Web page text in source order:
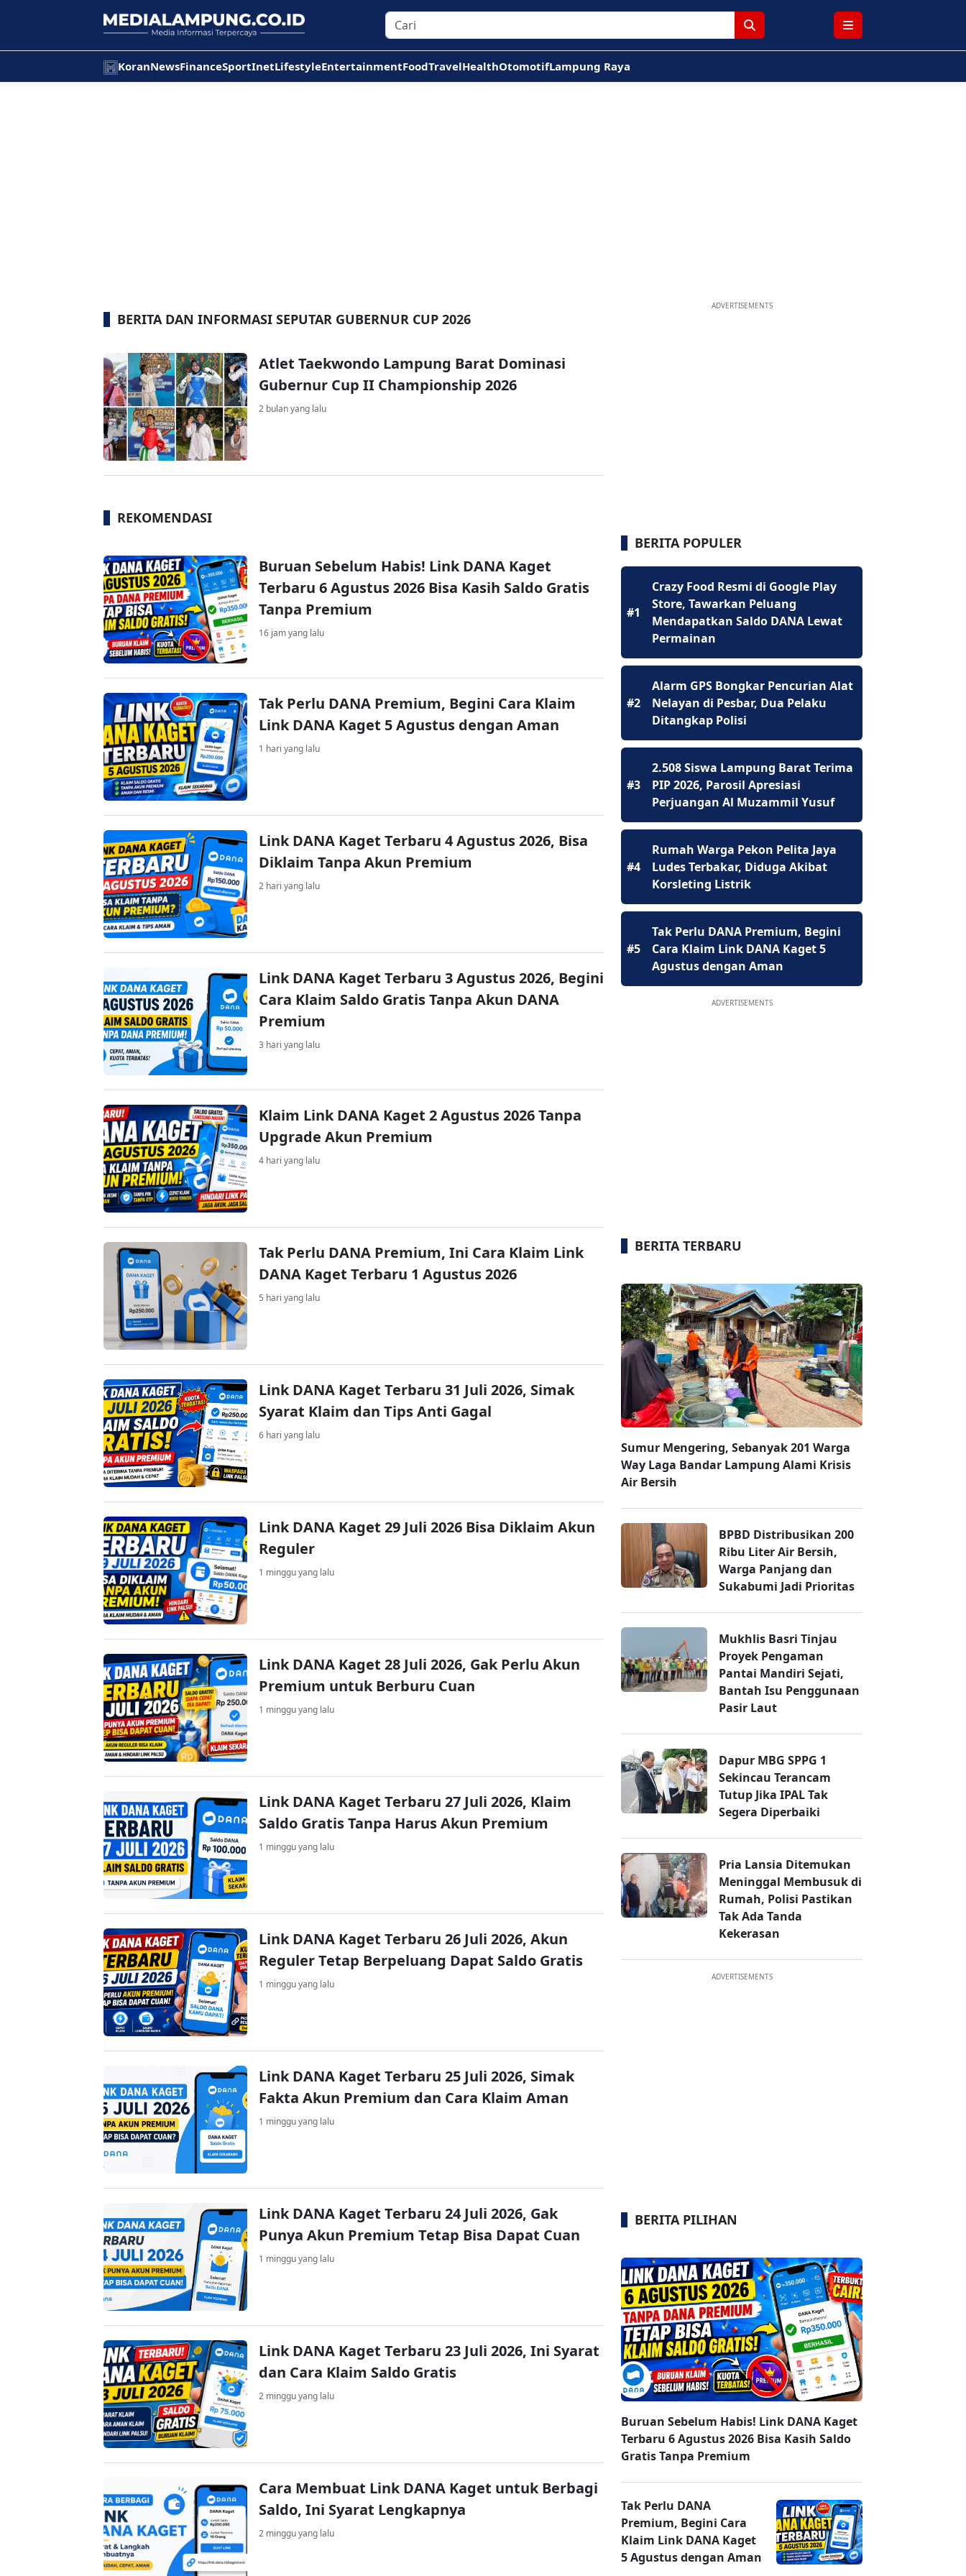
KoranNewsFinanceSportInetLifestyleEntertainmentFoodTravelHealthOtomotifLampung Raya
BERITA DAN INFORMASI SEPUTAR GUBERNUR CUP 2026
Atlet Taekwondo Lampung Barat Dominasi
Gubernur Cup II Championship 2026
2 bulan yang lalu
REKOMENDASI
Buruan Sebelum Habis! Link DANA Kaget
Terbaru 6 Agustus 2026 Bisa Kasih Saldo Gratis
Tanpa Premium
16 jam yang lalu
Tak Perlu DANA Premium, Begini Cara Klaim
Link DANA Kaget 5 Agustus dengan Aman
1 hari yang lalu
Link DANA Kaget Terbaru 4 Agustus 2026, Bisa
Diklaim Tanpa Akun Premium
2 hari yang lalu
Link DANA Kaget Terbaru 3 Agustus 2026, Begini
Cara Klaim Saldo Gratis Tanpa Akun DANA
Premium
3 hari yang lalu
Klaim Link DANA Kaget 2 Agustus 2026 Tanpa
Upgrade Akun Premium
4 hari yang lalu
Tak Perlu DANA Premium, Ini Cara Klaim Link
DANA Kaget Terbaru 1 Agustus 2026
5 hari yang lalu
Link DANA Kaget Terbaru 31 Juli 2026, Simak
Syarat Klaim dan Tips Anti Gagal
6 hari yang lalu
Link DANA Kaget 29 Juli 2026 Bisa Diklaim Akun
Reguler
1 minggu yang lalu
Link DANA Kaget 28 Juli 2026, Gak Perlu Akun
Premium untuk Berburu Cuan
1 minggu yang lalu
Link DANA Kaget Terbaru 27 Juli 2026, Klaim
Saldo Gratis Tanpa Harus Akun Premium
1 minggu yang lalu
Link DANA Kaget Terbaru 26 Juli 2026, Akun
Reguler Tetap Berpeluang Dapat Saldo Gratis
1 minggu yang lalu
Link DANA Kaget Terbaru 25 Juli 2026, Simak
Fakta Akun Premium dan Cara Klaim Aman
1 minggu yang lalu
Link DANA Kaget Terbaru 24 Juli 2026, Gak
Punya Akun Premium Tetap Bisa Dapat Cuan
1 minggu yang lalu
Link DANA Kaget Terbaru 23 Juli 2026, Ini Syarat
dan Cara Klaim Saldo Gratis
2 minggu yang lalu
Cara Membuat Link DANA Kaget untuk Berbagi
Saldo, Ini Syarat Lengkapnya
2 minggu yang lalu
ADVERTISEMENTS
BERITA POPULER
#1
Crazy Food Resmi di Google Play
Store, Tawarkan Peluang
Mendapatkan Saldo DANA Lewat
Permainan
#2
Alarm GPS Bongkar Pencurian Alat
Nelayan di Pesbar, Dua Pelaku
Ditangkap Polisi
#3
2.508 Siswa Lampung Barat Terima
PIP 2026, Parosil Apresiasi
Perjuangan Al Muzammil Yusuf
#4
Rumah Warga Pekon Pelita Jaya
Ludes Terbakar, Diduga Akibat
Korsleting Listrik
#5
Tak Perlu DANA Premium, Begini
Cara Klaim Link DANA Kaget 5
Agustus dengan Aman
ADVERTISEMENTS
BERITA TERBARU
Sumur Mengering, Sebanyak 201 Warga
Way Laga Bandar Lampung Alami Krisis
Air Bersih
BPBD Distribusikan 200
Ribu Liter Air Bersih,
Warga Panjang dan
Sukabumi Jadi Prioritas
Mukhlis Basri Tinjau
Proyek Pengaman
Pantai Mandiri Sejati,
Bantah Isu Penggunaan
Pasir Laut
Dapur MBG SPPG 1
Sekincau Terancam
Tutup Jika IPAL Tak
Segera Diperbaiki
Pria Lansia Ditemukan
Meninggal Membusuk di
Rumah, Polisi Pastikan
Tak Ada Tanda
Kekerasan
ADVERTISEMENTS
BERITA PILIHAN
Buruan Sebelum Habis! Link DANA Kaget
Terbaru 6 Agustus 2026 Bisa Kasih Saldo
Gratis Tanpa Premium
Tak Perlu DANA
Premium, Begini Cara
Klaim Link DANA Kaget
5 Agustus dengan Aman